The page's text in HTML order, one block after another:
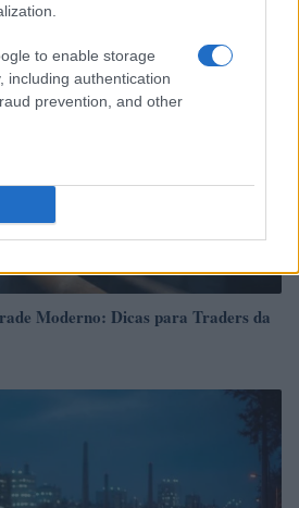
to enable storage
including authentication
prevention, and other
Moderno: Dicas para Traders da